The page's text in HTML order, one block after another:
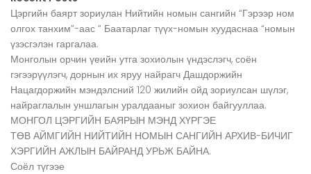
Цэргийн баярт зориулан Нийтийн номын сангийн “Гэрээр ном
олгох танхим”-аас ” Баатарлаг түүх-номын хуудаснаа “номын
үзэсгэлэн гаргалаа.
Монголын орчин үеийн утга зохиолын үндэслэгч, соён
гэгээрүүлэгч, дорнын их яруу найрагч Дашдоржийн
Нацагдоржийн мэндэлсний 120 жилийн ойд зориулсан шүлэг,
найраглалын уншлагын уралдааныг зохион байгууллаа.
МОНГОЛ ЦЭРГИЙН БАЯРЫН МЭНД ХҮРГЭЕ
ТӨВ АЙМГИЙН НИЙТИЙН НОМЫН САНГИЙН АРХИВ-БИЧИГ
ХЭРГИЙН АЖЛЫН БАЙРАНД УРЬЖ БАЙНА.
Соёл түгээе